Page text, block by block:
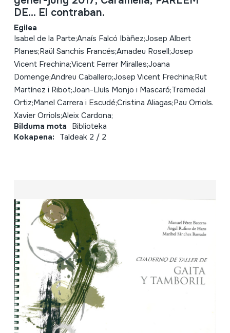
DE... El contraban.
Egilea
Isabel de la Parte;Anaís Falcó Ibàñez;Josep Albert
Planes;Raül Sanchis Francés;Amadeu Rosell;Josep
Vicent Frechina;Vicent Ferrer Miralles;Joana
Domenge;Andreu Caballero;Josep Vicent Frechina;Rut
Martínez i Ribot;Joan-Lluís Monjo i Mascaró;Tremedal
Ortiz;Manel Carrera i Escudé;Cristina Aliagas;Pau Orriols.
Xavier Orriols;Aleix Cardona;
Bilduma mota Biblioteka
Kokapena: Taldeak 2 / 2